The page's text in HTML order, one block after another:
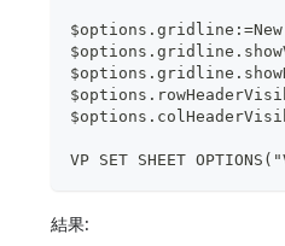
VP SET SHEET
結果: